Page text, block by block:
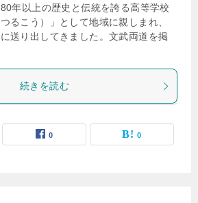
年以上の歴史と伝統を誇る高等学校
るこう）」として地域に親しまれ、
送り出してきました。文武両道を掲
続きを読む
0 0